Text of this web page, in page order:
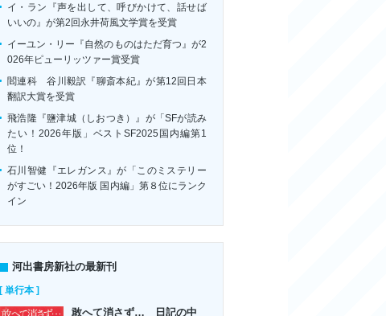
イ・ラン『声を出して、呼びかけて、話せば
いいの』が第2回永井荷風文学賞を受賞
イーユン・リー『自然のものはただ育つ』が2
026年ピューリッツァー賞受賞
閻連科 谷川毅訳『聊斎本紀』が第12回日本
翻訳大賞を受賞
飛浩隆『鹽津城（しおつき）』が「SFが読み
たい！2026年版」ベストSF2025国内編第1
位！
石川智健『エレガンス』が「このミステリー
がすごい！2026年版 国内編」第８位にランク
イン
河出書房新社の最新刊
[ 単行本 ]
敢へて消さず… 日記の中